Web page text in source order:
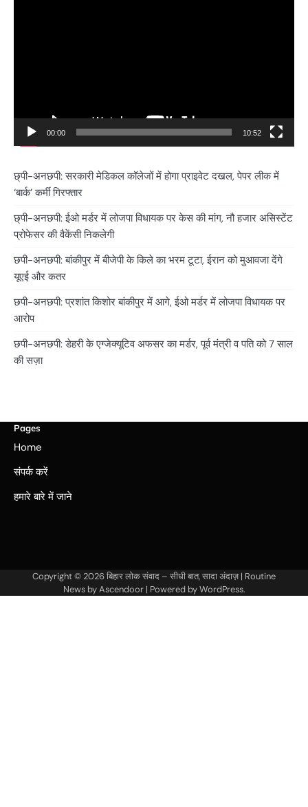
00:00 10:52
छ्पी-अनछपी: सरकारी मेडिकल कॉलेजों में होगा प्राइवेट दखल, पेपर लीक में
‘बार्क’ कर्मी गिरफ्तार
छ्पी-अनछपी: ईओ मर्डर में लोजपा विधायक पर केस की मांग, नौ हजार असिस्टेंट
प्रोफेसर की वैकेंसी निकलेगी
छपी-अनछपी: बांकीपुर में बीजेपी के किले का भरम टूटा, ईरान को मुआवजा देंगे
यूएई और कतर
छपी-अनछपी: प्रशांत किशोर बांकीपुर में आगे, ईओ मर्डर में लोजपा विधायक पर
आरोप
छपी-अनछपी: डेहरी के एग्जेक्यूटिव अफसर का मर्डर, पूर्व मंत्री व पति को 7 साल
की सज़ा
Pages
Home
संपर्क करें
हमारे बारे में जाने
Copyright © 2026बिहार लोक संवाद – सीधी बात, सादा अंदाज़| Routine
News byAscendoor| Powered byWordPress.